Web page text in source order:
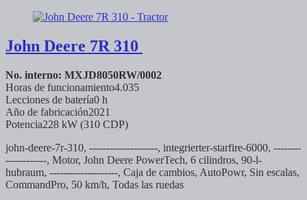
John Deere 7R 310
No. interno: MXJD8050RW/0002
Horas de funcionamiento4.035
Lecciones de batería0 h
Año de fabricación2021
Potencia228 kW (310 CDP)
john-deere-7r-310, --------------------, integrierter-starfire-6000, --------
------------, Motor, John Deere PowerTech, 6 cilindros, 90-l-
hubraum, --------------------, Caja de cambios, AutoPowr, Sin escalas,
CommandPro, 50 km/h, Todas las ruedas